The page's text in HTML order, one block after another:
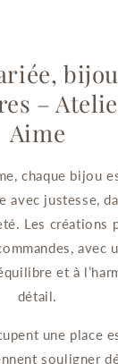
–
Aime
chaque bijou
avec justesse,
Les créations
avec
et à
détail.
une place
souligner